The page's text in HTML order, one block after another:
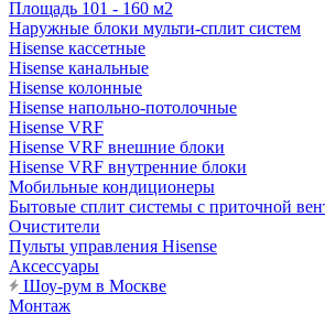
Площадь 101 - 160 м2
Наружные блоки мульти-сплит систем
Hisense кассетные
Hisense канальные
Hisense колонные
Hisense напольно-потолочные
Hisense VRF
Hisense VRF внешние блоки
Hisense VRF внутренние блоки
Мобильные кондиционеры
Бытовые сплит системы с приточной
Очистители
Пульты управления Hisense
Аксессуары
Шоу-рум в Москве
Монтаж